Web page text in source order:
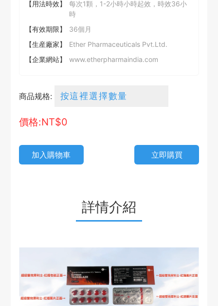
【用法時效】
每次1顆，1-2小時小時起效，時效36小
時
【有效期限】
36個月
【生産廠家】
Ether Pharmaceuticals Pvt.Ltd.
【企業網站】
www.etherpharmaindia.com
商品规格:
價格:NT$0
加入購物車 立即購買
詳情介紹